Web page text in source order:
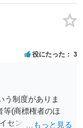
ですが、 明示的に
とを約してレビュ
ュー内容について
（広告）」と判
自身の嗜好に基づ
インであるhttps://
guideline/ass
イ）、２（１）参
役にたった 3
う制度がありま
等(商標権者のほ
センシー」)が、指